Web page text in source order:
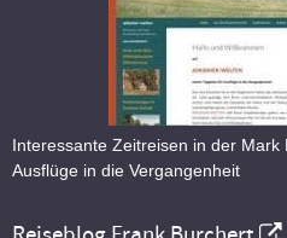
Interessante Zeitreisen in der
Ausflüge in die Vergangenheit